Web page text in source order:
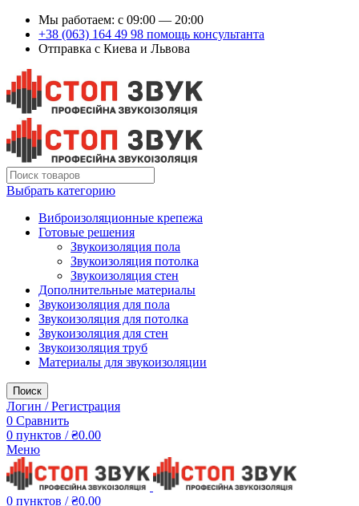
Мы работаем: c 09:00 — 20:00
+38 (063) 164 49 98 помощь консультанта
Отправка с Киева и Львова
Выбрать категорию
Виброизоляционные крепежа
Готовые решения
Звукоизоляция пола
Звукоизоляция потолка
Звукоизоляция стен
Дополнительные материалы
Звукоизоляция для пола
Звукоизоляция для потолка
Звукоизоляция для стен
Звукоизоляция труб
Материалы для звукоизоляции
Поиск
Логин / Регистрация
0 Сравнить
0 пунктов / ₴0.00
Меню
0 пунктов / ₴0.00